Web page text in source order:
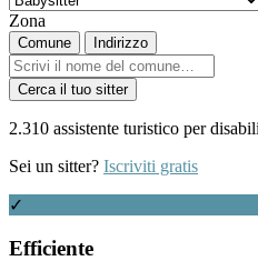
Zona
Comune Indirizzo
Cerca il tuo sitter
2.310 assistente turistico per
Sei un sitter? Iscriviti gratis
✓
Efficiente